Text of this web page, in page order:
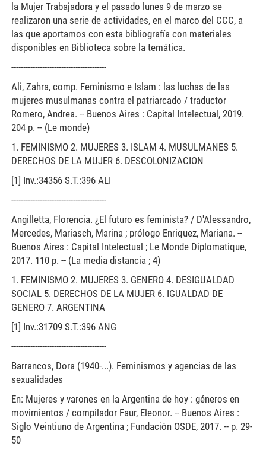
la Mujer Trabajadora y el pasado lunes 9 de marzo se
realizaron una serie de actividades, en el marco del CCC, a
las que aportamos con esta bibliografía con materiales
disponibles en Biblioteca sobre la temática.
----------------------------------------
Ali, Zahra, comp. Feminismo e Islam : las luchas de las
mujeres musulmanas contra el patriarcado / traductor
Romero, Andrea. -- Buenos Aires : Capital Intelectual, 2019.
204 p. -- (Le monde)
1. FEMINISMO 2. MUJERES 3. ISLAM 4. MUSULMANES 5.
DERECHOS DE LA MUJER 6. DESCOLONIZACION
[1] Inv.:34356 S.T.:396 ALI
----------------------------------------
Angilletta, Florencia. ¿El futuro es feminista? / D'Alessandro,
Mercedes, Mariasch, Marina ; prólogo Enriquez, Mariana. --
Buenos Aires : Capital Intelectual ; Le Monde Diplomatique,
2017. 110 p. -- (La media distancia ; 4)
1. FEMINISMO 2. MUJERES 3. GENERO 4. DESIGUALDAD
SOCIAL 5. DERECHOS DE LA MUJER 6. IGUALDAD DE
GENERO 7. ARGENTINA
[1] Inv.:31709 S.T.:396 ANG
----------------------------------------
Barrancos, Dora (1940-...). Feminismos y agencias de las
sexualidades
En: Mujeres y varones en la Argentina de hoy : géneros en
movimientos / compilador Faur, Eleonor. -- Buenos Aires :
Siglo Veintiuno de Argentina ; Fundación OSDE, 2017. -- p. 29-
50